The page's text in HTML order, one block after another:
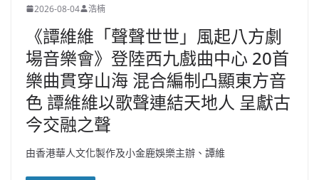
2026-08-04 浩楠
《譚維維「聲聲世世」風起八方劇
場音樂會》登陸西九戲曲中心 20首
樂曲貫穿山海 混合編制凸顯東方音
色 譚維維以歌聲連結天地人 呈獻古
今交融之聲
由香港華人文化製作及小金鹿娛樂主辦、譚維